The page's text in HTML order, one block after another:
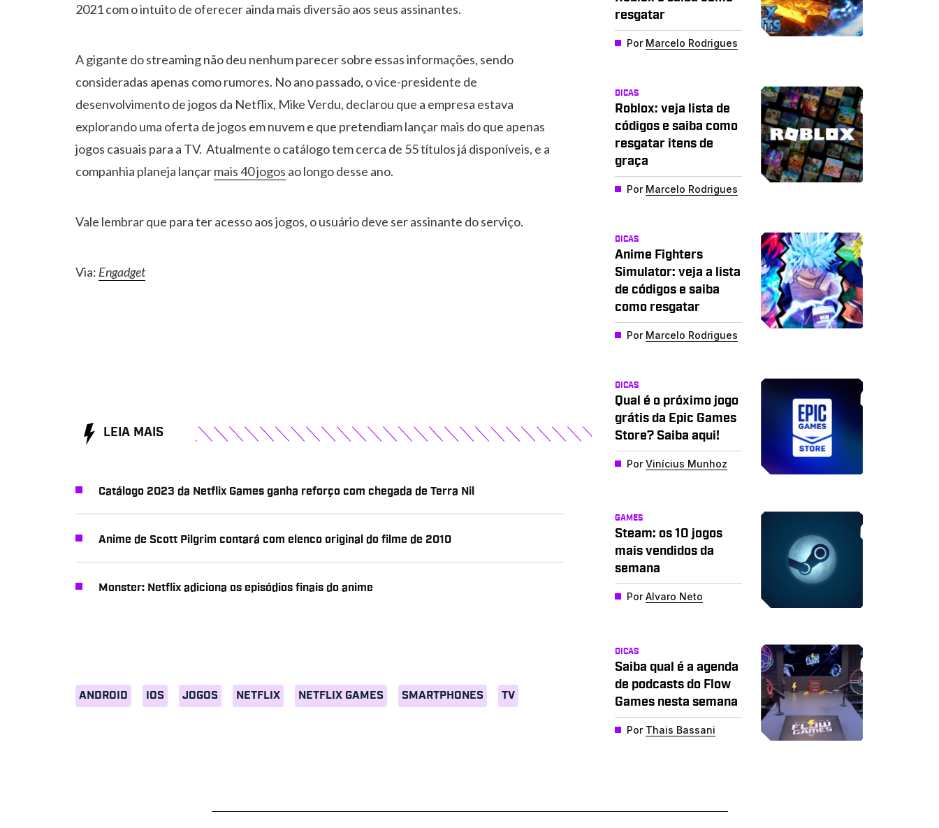
2021 com o intuito de oferecer ainda mais diversão aos seus assinantes.
A gigante do streaming não deu nenhum parecer sobre essas informações, sendo
consideradas apenas como rumores. No ano passado, o vice-presidente de
desenvolvimento de jogos da Netflix, Mike Verdu, declarou que a empresa estava
explorando uma oferta de jogos em nuvem e que pretendiam lançar mais do que apenas
jogos casuais para a TV. Atualmente o catálogo tem cerca de 55 títulos já disponíveis, e a
companhia planeja lançarmais 40 jogos ao longo desse ano.
Vale lembrar que para ter acesso aos jogos, o usuário deve ser assinante do serviço.
Via: Engadget
ANDROID IOS JOGOS NETFLIX NETFLIX GAMES SMARTPHONES TV
LEIA MAIS
Catálogo 2023 da Netflix Games ganha reforço com chegada de Terra Nil
Anime de Scott Pilgrim contará com elenco original do filme de 2010
Monster: Netflix adiciona os episódios finais do anime
resgatar
Por Marcelo Rodrigues
DICAS
Roblox: veja lista de
códigos e saiba como
resgatar itens de
graça
Por Marcelo Rodrigues
DICAS
Anime Fighters
Simulator: veja a lista
de códigos e saiba
como resgatar
Por Marcelo Rodrigues
DICAS
Qual é o próximo jogo
grátis da Epic Games
Store? Saiba aqui!
PorVinícius Munhoz
GAMES
Steam: os 10 jogos
mais vendidos da
semana
PorAlvaro Neto
DICAS
Saiba qual é a agenda
de podcasts do Flow
Games nesta semana
Por Thais Bassani